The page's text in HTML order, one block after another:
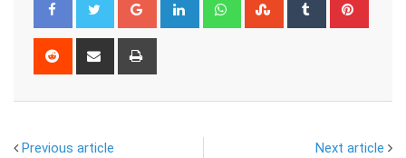
Reddit
Share
Previous article Next article